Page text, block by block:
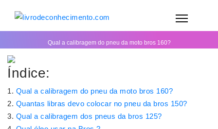
Qual a calibragem do pneu da moto bros 160?
Índice:
Qual a calibragem do pneu da moto bros 160?
Quantas libras devo colocar no pneu da bros 150?
Qual a calibragem dos pneus da bros 125?